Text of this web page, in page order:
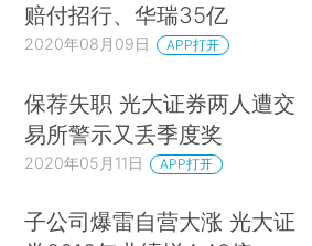
赔付招行、华瑞35亿
2020年08月09日 APP打开
保荐失职 光大证券两人遭交
易所警示又丢季度奖
2020年05月11日 APP打开
子公司爆雷自营大涨 光大证